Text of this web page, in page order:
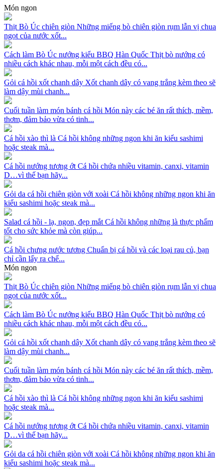
Món ngon
Thịt Bò Úc chiên giòn Những miếng bò chiên giòn rụm lẫn vị chua
ngọt của nước xốt...
Cách làm Bò Úc nướng kiểu BBQ Hàn Quốc Thịt bò nướng có
nhiều cách khác nhau, mỗi một cách đều có...
Gỏi cá hồi xốt chanh dây Xốt chanh dây có vang trắng kèm theo sẽ
làm dậy mùi chanh...
Cuối tuần làm món bánh cá hồi Món này các bé ăn rất thích, mềm,
thơm, đảm bảo vừa có tinh...
Cá hồi xào thì là Cá hồi không những ngon khi ăn kiểu sashimi
hoặc steak mà...
Cá hồi nướng tương ớt Cá hồi chứa nhiều vitamin, canxi, vitamin
D…vì thế bạn hãy...
Gỏi da cá hồi chiên giòn với xoài Cá hồi không những ngon khi ăn
kiểu sashimi hoặc steak mà...
Salad cá hồi - lạ, ngon, đẹp mắt Cá hồi không những là thực phẩm
tốt cho sức khỏe mà còn giúp...
Cá hồi chưng nước tương Chuẩn bị cá hồi và các loại rau củ, bạn
chỉ cần lấy ra chế...
Món ngon
Thịt Bò Úc chiên giòn Những miếng bò chiên giòn rụm lẫn vị chua
ngọt của nước xốt...
Cách làm Bò Úc nướng kiểu BBQ Hàn Quốc Thịt bò nướng có
nhiều cách khác nhau, mỗi một cách đều có...
Gỏi cá hồi xốt chanh dây Xốt chanh dây có vang trắng kèm theo sẽ
làm dậy mùi chanh...
Cuối tuần làm món bánh cá hồi Món này các bé ăn rất thích, mềm,
thơm, đảm bảo vừa có tinh...
Cá hồi xào thì là Cá hồi không những ngon khi ăn kiểu sashimi
hoặc steak mà...
Cá hồi nướng tương ớt Cá hồi chứa nhiều vitamin, canxi, vitamin
D…vì thế bạn hãy...
Gỏi da cá hồi chiên giòn với xoài Cá hồi không những ngon khi ăn
kiểu sashimi hoặc steak mà...